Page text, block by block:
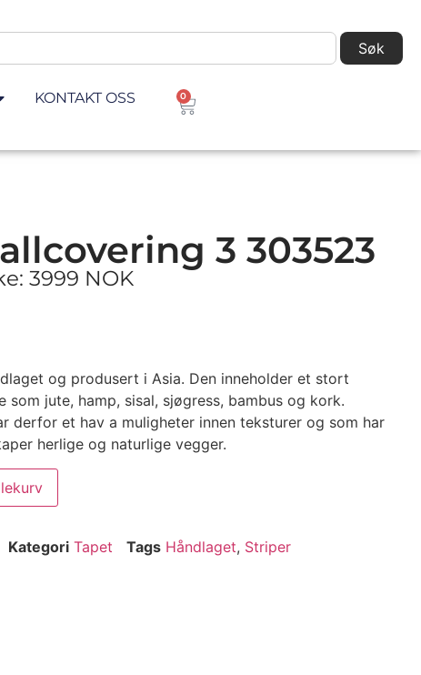
Søk
KONTAKT OSS 0
3 303523
3999 NOK
og produsert i Asia. Den inneholder et stort
som jute, hamp, sisal, sjøgress, bambus og kork.
derfor et hav a muligheter innen teksturer og som har
herlige og naturlige vegger.
Kategori Tapet Tags Håndlaget, Striper